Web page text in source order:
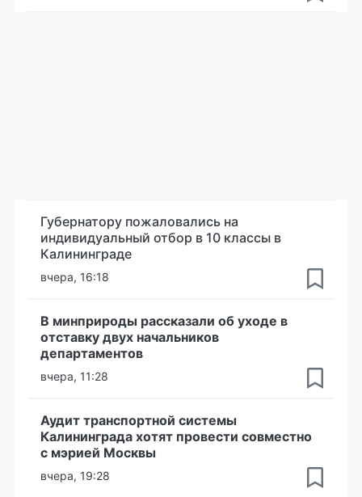
Губернатору пожаловались на
индивидуальный отбор в 10 классы в
Калининграде
вчера, 16:18
В минприроды рассказали об уходе в
отставку двух начальников
департаментов
вчера, 11:28
Аудит транспортной системы
Калининграда хотят провести совместно
с мэрией Москвы
вчера, 19:28